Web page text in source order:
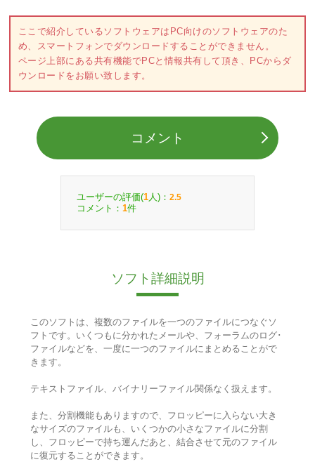
ここで紹介しているソフトウェアはPC向けのソフトウェアのた
め、スマートフォンでダウンロードすることができません。
ページ上部にある共有機能でPCと情報共有して頂き、PCからダ
ウンロードをお願い致します。
コメント
ユーザーの評価(1 人)： 2.5
コメント： 1件
ソフト詳細説明
このソフトは、複数のファイルを一つのファイルにつなぐソ
フトです。いくつもに分かれたメールや、フォーラムのログ･
ファイルなどを、一度に一つのファイルにまとめることがで
きます。
テキストファイル、バイナリーファイル関係なく扱えます。
また、分割機能もありますので、フロッピーに入らない大き
なサイズのファイルも、いくつかの小さなファイルに分割
し、フロッピーで持ち運んだあと、結合させて元のファイル
に復元することができます。